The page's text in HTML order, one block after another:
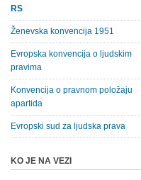
RS
Ženevska konvencija 1951
Evropska konvencija o ljudskim
pravima
Konvencija o pravnom položaju
apartida
Evropski sud za ljudska prava
KO JE NA VEZI